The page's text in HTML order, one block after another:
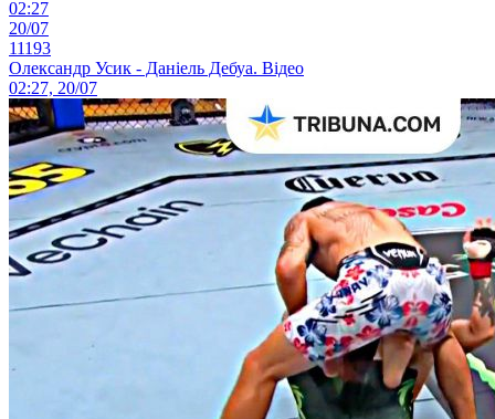
02:27
20/07
11193
Олександр Усик - Даніель Дебуа. Відео
02:27, 20/07